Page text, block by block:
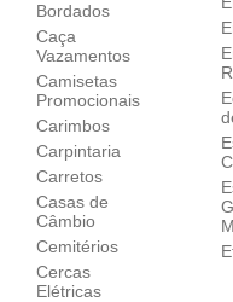
Bordados
Caça
Vazamentos
Camisetas
Promocionais
Carimbos
Carpintaria
Carretos
Casas de
Câmbio
Cemitérios
Cercas
Elétricas